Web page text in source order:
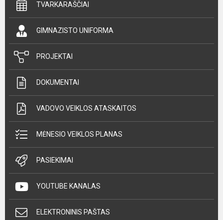
TVARKARAŠČIAI
GIMNAZISTO UNIFORMA
PROJEKTAI
DOKUMENTAI
VADOVO VEIKLOS ATASKAITOS
MĖNESIO VEIKLOS PLANAS
PASIEKIMAI
YOUTUBE KANALAS
ELEKTRONINIS PAŠTAS